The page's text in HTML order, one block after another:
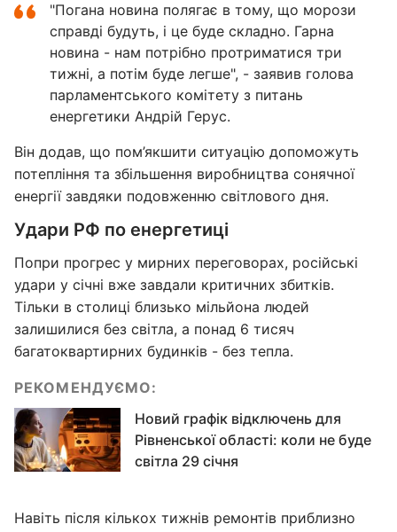
"Погана новина полягає в тому, що морози
справді будуть, і це буде складно. Гарна
новина - нам потрібно протриматися три
тижні, а потім буде легше", - заявив голова
парламентського комітету з питань
енергетики Андрій Герус.
Він додав, що пом’якшити ситуацію допоможуть
потепління та збільшення виробництва сонячної
енергії завдяки подовженню світлового дня.
Удари РФ по енергетиці
Попри прогрес у мирних переговорах, російські
удари у січні вже завдали критичних збитків.
Тільки в столиці близько мільйона людей
залишилися без світла, а понад 6 тисяч
багатоквартирних будинків - без тепла.
РЕКОМЕНДУЄМО:
Новий графік відключень для
Рівненської області: коли не буде
світла 29 січня
Навіть після кількох тижнів ремонтів приблизно